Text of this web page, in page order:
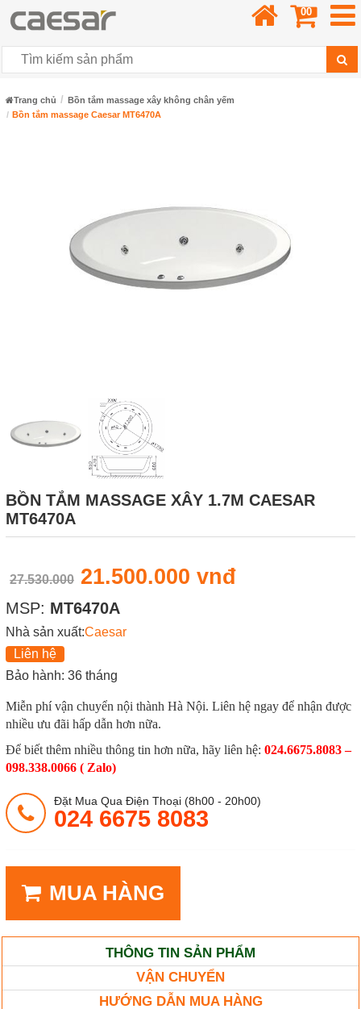
00
Trang chủ
Bồn tắm massage xây không chân yếm
Bồn tắm massage Caesar MT6470A
BỒN TẮM MASSAGE XÂY 1.7M CAESAR
MT6470A
27.530.000 21.500.000 vnđ
MSP: MT6470A
Nhà sản xuất:Caesar
Liên hệ
Bảo hành: 36 tháng
Miễn phí vận chuyển nội thành Hà Nội. Liên hệ ngay để nhận được
nhiều ưu đãi hấp dẫn hơn nữa.
Để biết thêm nhiều thông tin hơn nữa, hãy liên hệ: 024.6675.8083 –
098.338.0066 ( Zalo)
Đặt Mua Qua Điện Thoại (8h00 - 20h00)
024 6675 8083
MUA HÀNG
THÔNG TIN SẢN PHẨM
VẬN CHUYỂN
HƯỚNG DẪN MUA HÀNG